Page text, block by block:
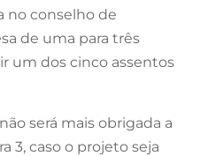
no conselho de
de uma para três
um dos cinco assentos
será mais obrigada a
3, caso o projeto seja